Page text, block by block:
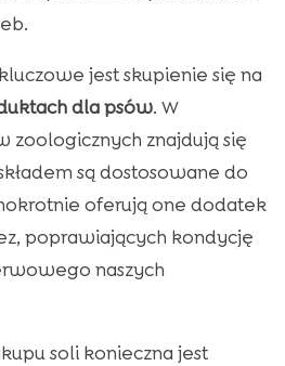
jest skupienie się na
dla psów. W
zoologicznych znajdują się
są dostosowane do
oferują one dodatek
poprawiających kondycję
naszych
soli konieczna jest